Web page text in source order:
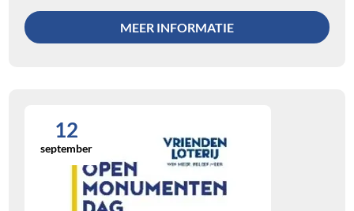
MEER INFORMATIE
12
september